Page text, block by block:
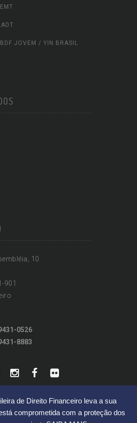
de Direito Financeiro leva a sua
comprometida com a proteção dos
JOVEM / YIN BRASIL
10
901
0526
8883